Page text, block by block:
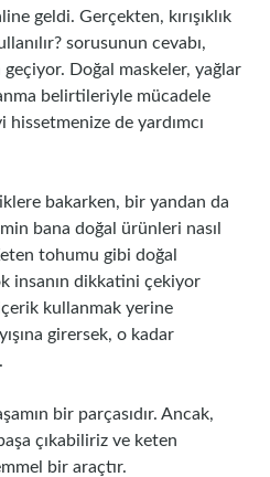
geldi. Gerçekten, kırışıklık
sorusunun cevabı,
Doğal maskeler, yağlar
belirtileriyle mücadele
de yardımcı
bakarken, bir yandan da
bana doğal ürünleri nasıl
tohumu gibi doğal
insanın dikkatini çekiyor
kullanmak yerine
girersek, o kadar
bir parçasıdır. Ancak,
çıkabiliriz ve keten
bir araçtır.